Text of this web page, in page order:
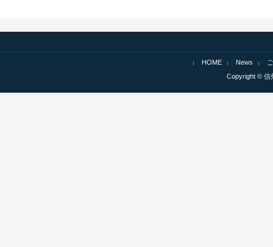
HOME News
Copyright © 信